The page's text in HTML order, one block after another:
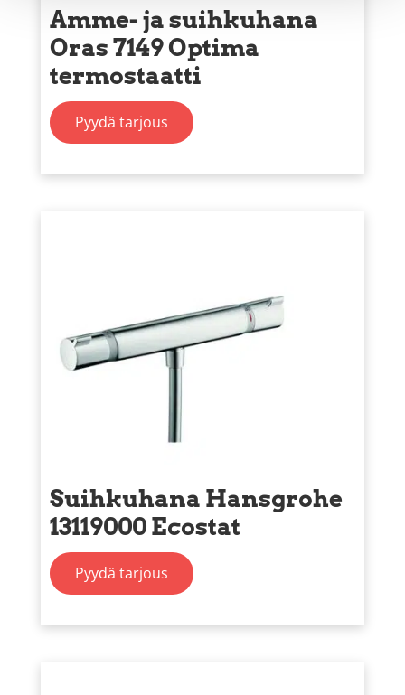
Amme- ja suihkuhana
Oras 7149 Optima
termostaatti
Pyydä tarjous
Suihkuhana Hansgrohe
13119000 Ecostat
Pyydä tarjous